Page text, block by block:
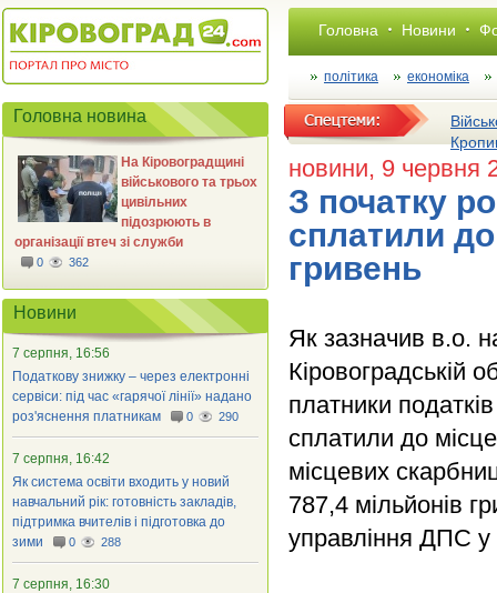
Головна Новини
політика економіка
новини, 9 червня
З початку
сплатили
гривень
Як зазначив в.о.
Кіровоградській
платники
сплатили до
місцевих
787,4 мільйонів
управління ДПС у
Головна новина
На Кіровоградщині
військового та трьох
цивільних
підозрюють в
організації втеч зі служби
0 362
Новини
7 серпня, 16:56
Податкову знижку – через електронні
сервіси: під час «гарячої лінії» надано
роз'яснення платникам
0 290
7 серпня, 16:42
Як система освіти входить у новий
навчальний рік: готовність закладів,
підтримка вчителів і підготовка до
зими
0 288
7 серпня, 16:30